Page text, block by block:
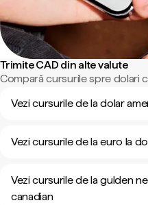
Trimite CAD din alte valute
Compară cursurile spre dolari
Vezi cursurile de la dolar
Vezi cursurile de la euro la
Vezi cursurile de la gulden
canadian